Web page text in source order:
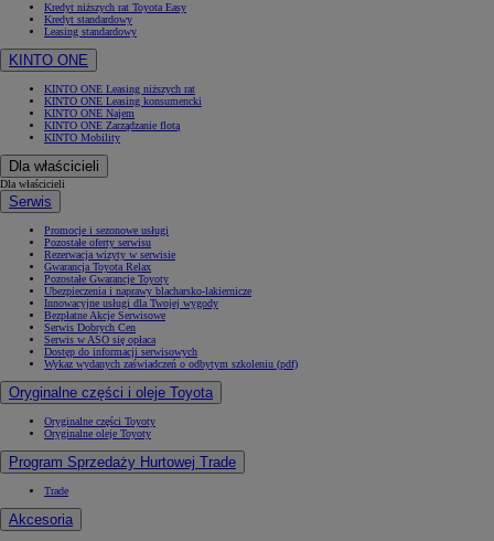
Kredyt niższych rat Toyota Easy
Kredyt standardowy
Leasing standardowy
KINTO ONE
KINTO ONE Leasing niższych rat
KINTO ONE Leasing konsumencki
KINTO ONE Najem
KINTO ONE Zarządzanie flotą
KINTO Mobility
Dla właścicieli
Dla właścicieli
Serwis
Promocje i sezonowe usługi
Pozostałe oferty serwisu
Rezerwacja wizyty w serwisie
Gwarancja Toyota Relax
Pozostałe Gwarancje Toyoty
Ubezpieczenia i naprawy blacharsko-lakiernicze
Innowacyjne usługi dla Twojej wygody
Bezpłatne Akcje Serwisowe
Serwis Dobrych Cen
Serwis w ASO się opłaca
Dostęp do informacji serwisowych
Wykaz wydanych zaświadczeń o odbytym szkoleniu (pdf)
Oryginalne części i oleje Toyota
Oryginalne części Toyoty
Oryginalne oleje Toyoty
Program Sprzedaży Hurtowej Trade
Trade
Akcesoria